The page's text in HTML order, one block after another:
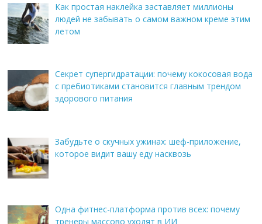
Как простая наклейка заставляет миллионы
людей не забывать о самом важном креме этим
летом
Секрет супергидратации: почему кокосовая вода
с пребиотиками становится главным трендом
здорового питания
Забудьте о скучных ужинах: шеф-приложение,
которое видит вашу еду насквозь
Одна фитнес-платформа против всех: почему
тренеры массово уходят в ИИ